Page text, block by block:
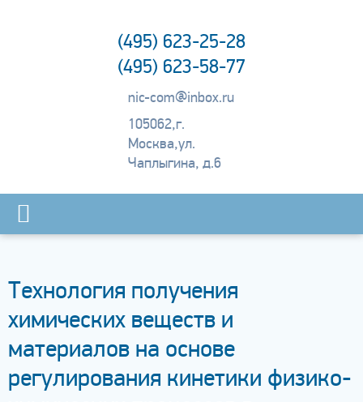
(495) 623-25-28
(495) 623-58-77
nic-com@inbox.ru
105062,г.
Москва,ул.
Чаплыгина, д.6
Технология получения
химических веществ и
материалов на основе
регулирования кинетики физико-